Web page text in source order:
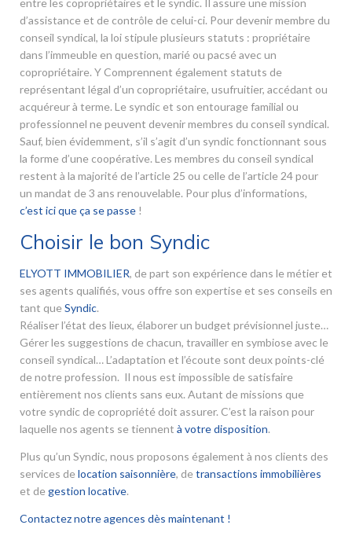
d’assistance et de contrôle de celui-ci. Pour devenir membre du
conseil syndical, la loi stipule plusieurs statuts : propriétaire
dans l’immeuble en question, marié ou pacsé avec un
copropriétaire. Y Comprennent également statuts de
représentant légal d’un copropriétaire, usufruitier, accédant ou
acquéreur à terme. Le syndic et son entourage familial ou
professionnel ne peuvent devenir membres du conseil syndical.
Sauf, bien évidemment, s’il s’agit d’un syndic fonctionnant sous
la forme d’une coopérative. Les membres du conseil syndical
restent à la majorité de l’article 25 ou celle de l’article 24 pour
un mandat de 3 ans renouvelable. Pour plus d’informations,
c’est ici que ça se passe !
Choisir le bon Syndic
ELYOTT IMMOBILIER, de part son expérience dans le métier et
ses agents qualifiés, vous offre son expertise et ses conseils en
tant que Syndic.
Réaliser l’état des lieux, élaborer un budget prévisionnel juste…
Gérer les suggestions de chacun, travailler en symbiose avec le
conseil syndical… L’adaptation et l’écoute sont deux points-clé
de notre profession. Il nous est impossible de satisfaire
entièrement nos clients sans eux. Autant de missions que
votre syndic de copropriété doit assurer. C’est la raison pour
laquelle nos agents se tiennent à votre disposition.
Plus qu’un Syndic, nous proposons également à nos clients des
services de location saisonnière, de transactions immobilières
et de gestion locative.
Contactez notre agences dès maintenant !